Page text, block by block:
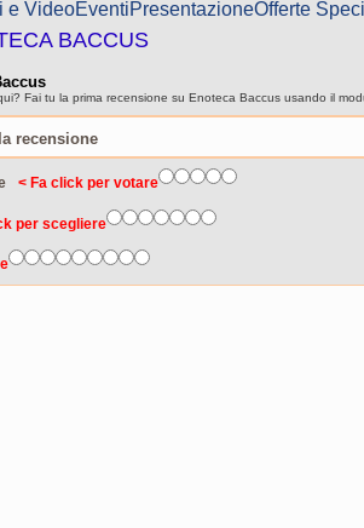
e VideoEventiPresentazioneOfferte
BACCUS
Fai tu la prima recensione su Enoteca Baccus usando il
< Fa click per votare
per scegliere